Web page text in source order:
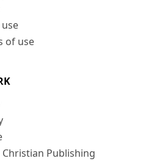
of use
Publishing